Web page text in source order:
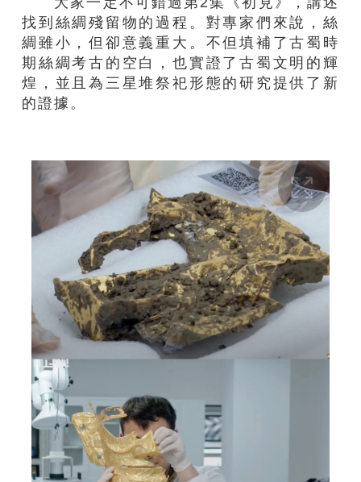
找到絲綢殘留物的過程。對專家們來說，絲
綢雖小，但卻意義重大。不但填補了古蜀時
期絲綢考古的空白，也實證了古蜀文明的輝
煌，並且為三星堆祭祀形態的研究提供了新
的證據。